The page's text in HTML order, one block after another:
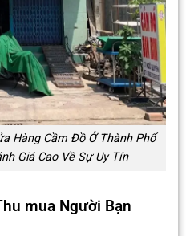
Hàng Cầm Đồ Ở Thành Phố
Giá Cao Về Sự Uy Tín
mua Người Bạn